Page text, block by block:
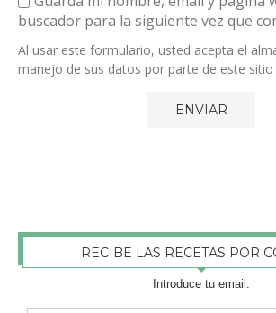
buscador para la siguiente vez que
Al usar este formulario, usted acepta el
manejo de sus datos por parte de este sitio
RECIBE LAS RECETAS POR
Introduce tu email: